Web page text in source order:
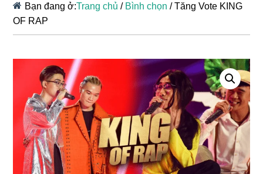
Bạn đang ở:Trang chủ / Bình chọn /Tăng Vote KING
OF RAP